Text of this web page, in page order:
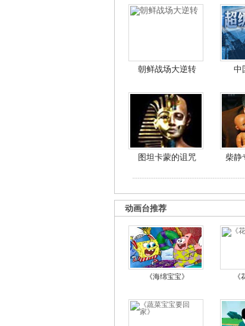
朝鲜战场大逆转 中
图坦卡蒙的诅咒 柴静
动画台推荐
《海绵宝宝》